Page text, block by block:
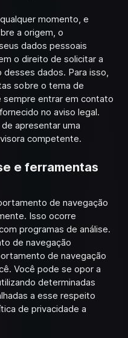
momento, e
a origem, o
dados pessoais
o direito de solicitar a
dados. Para isso,
sobre o tema de
entrar em contato
no aviso legal.
apresentar uma
competente.
e ferramentas
de navegação
Isso ocorre
programas de análise.
de navegação
de navegação
Você pode se opor a
determinadas
a esse respeito
de privacidade a